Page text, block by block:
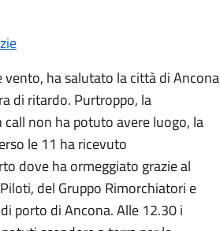
ha salutato la città di Ancona
di ritardo. Purtroppo, la
non ha potuto avere luogo, la
le 11 ha ricevuto
dove ha ormeggiato grazie al
del Gruppo Rimorchiatori e
porto di Ancona. Alle 12.30 i